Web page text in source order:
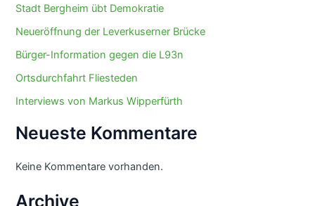
Stadt Bergheim übt Demokratie
Neueröffnung der Leverkuserner Brücke
Bürger-Information gegen die L93n
Ortsdurchfahrt Fliesteden
Interviews von Markus Wipperfürth
Neueste Kommentare
Keine Kommentare vorhanden.
Archive